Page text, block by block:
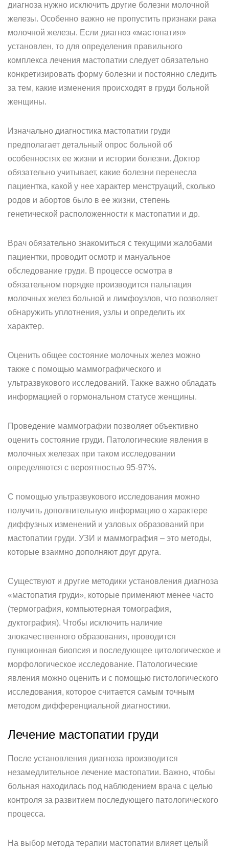
диагноза нужно исключить другие болезни молочной
железы. Особенно важно не пропустить признаки рака
молочной железы. Если диагноз «мастопатия»
установлен, то для определения правильного
комплекса лечения мастопатии следует обязательно
конкретизировать форму болезни и постоянно следить
за тем, какие изменения происходят в груди больной
женщины.
Изначально диагностика мастопатии груди
предполагает детальный опрос больной об
особенностях ее жизни и истории болезни. Доктор
обязательно учитывает, какие болезни перенесла
пациентка, какой у нее характер менструаций, сколько
родов и абортов было в ее жизни, степень
генетической расположенности к мастопатии и др.
Врач обязательно знакомиться с текущими жалобами
пациентки, проводит осмотр и мануальное
обследование груди. В процессе осмотра в
обязательном порядке производится пальпация
молочных желез больной и лимфоузлов, что позволяет
обнаружить уплотнения, узлы и определить их
характер.
Оценить общее состояние молочных желез можно
также с помощью маммографического и
ультразвукового исследований. Также важно обладать
информацией о гормональном статусе женщины.
Проведение маммографии позволяет объективно
оценить состояние груди. Патологические явления в
молочных железах при таком исследовании
определяются с вероятностью 95-97%.
С помощью ультразвукового исследования можно
получить дополнительную информацию о характере
диффузных изменений и узловых образований при
мастопатии груди. УЗИ и маммография – это методы,
которые взаимно дополняют друг друга.
Существуют и другие методики установления диагноза
«мастопатия груди», которые применяют менее часто
(термография, компьютерная томография,
дуктография). Чтобы исключить наличие
злокачественного образования, проводится
пункционная биопсия и последующее цитологическое и
морфологическое исследование. Патологические
явления можно оценить и с помощью гистологического
исследования, которое считается самым точным
методом дифференциальной диагностики.
Лечение мастопатии груди
После установления диагноза производится
незамедлительное лечение мастопатии. Важно, чтобы
больная находилась под наблюдением врача с целью
контроля за развитием последующего патологического
процесса.
На выбор метода терапии мастопатии влияет целый